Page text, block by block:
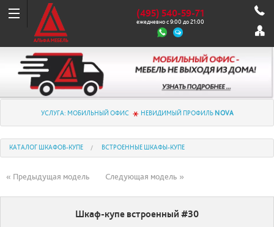
(495) 540-59-71
ежедневно с 9:00 до 21:00
УСЛУГА: МОБИЛЬНЫЙ ОФИС НЕВИДИМЫЙ ПРОФИЛЬ NOVA
КАТАЛОГ ШКАФОВ-КУПЕ ВСТРОЕННЫЕ ШКАФЫ-КУПЕ
« Предыдущая модель Следующая модель »
Шкаф-купе встроенный #30